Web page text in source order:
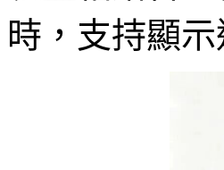
時，支持顯